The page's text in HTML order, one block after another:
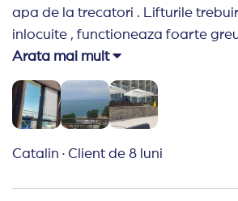
apa de la trecatori . Lifturile
inlocuite , functioneaza foarte greu sunt vechi ,
zgariate si in unul fin ele atarna
Personalul care strange masa ar
mai dedicat si mai rapid. In rest
bine , mancarea foarte buna si
Arata mai mult
Catalin · Client de 8 luni